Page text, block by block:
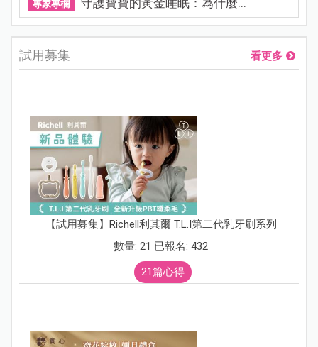
專家專欄 守護寶寶的黃金睡眠：為什麼...
試用募集 看更多
【試用募集】Richell利其爾 T.L.I第二代乳牙刷系列
數量: 21 已報名: 432
21篇心得